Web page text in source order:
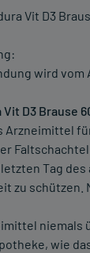
Vit D3
wird
D3 Brause
Arzneimittel
Tag
zu schützen.
niemals
wie